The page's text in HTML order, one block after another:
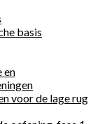
basis
en
voor de lage rug